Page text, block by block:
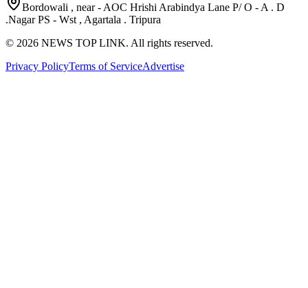
Bordowali , near - AOC Hrishi Arabindya Lane P/ O - A . D
.Nagar PS - Wst , Agartala . Tripura
© 2026 NEWS TOP LINK. All rights reserved.
Privacy PolicyTerms of ServiceAdvertise